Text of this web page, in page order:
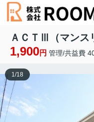
ＡＣＴⅢ（マンス
1,900円 管理/共益費
1/18